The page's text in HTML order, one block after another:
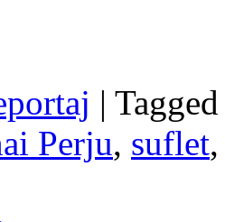
|
Perju, suflet